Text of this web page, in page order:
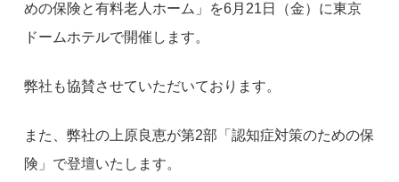
めの保険と有料老人ホーム」を6月21日（金）に東京
ドームホテルで開催します。
弊社も協賛させていただいております。
また、弊社の上原良恵が第2部「認知症対策のための保
険」で登壇いたします。